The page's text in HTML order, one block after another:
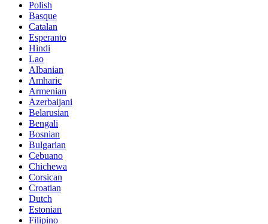
Polish
Basque
Catalan
Esperanto
Hindi
Lao
Albanian
Amharic
Armenian
Azerbaijani
Belarusian
Bengali
Bosnian
Bulgarian
Cebuano
Chichewa
Corsican
Croatian
Dutch
Estonian
Filipino